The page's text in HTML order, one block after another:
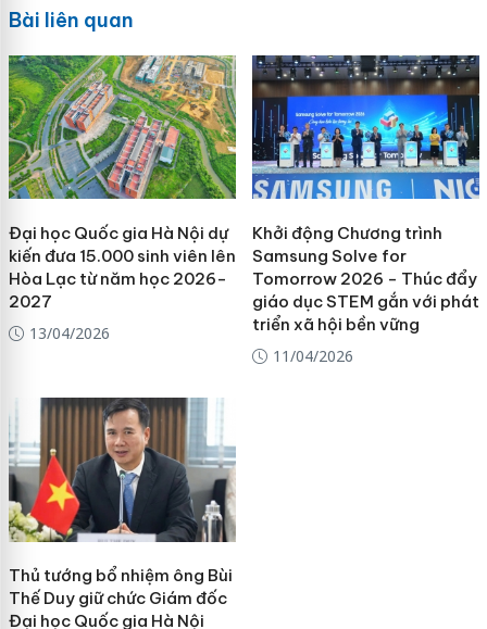
Bài liên quan
Đại học Quốc gia Hà Nội dự
kiến đưa 15.000 sinh viên lên
Hòa Lạc từ năm học 2026-
2027
13/04/2026
Khởi động Chương trình
Samsung Solve for
Tomorrow 2026 - Thúc đẩy
giáo dục STEM gắn với phát
triển xã hội bền vững
11/04/2026
Thủ tướng bổ nhiệm ông Bùi
Thế Duy giữ chức Giám đốc
Đại học Quốc gia Hà Nội